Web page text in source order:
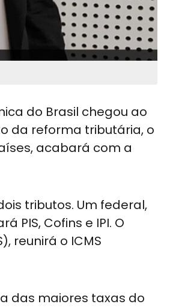
do Brasil chegou ao
da reforma tributária, o
acabará com a
tributos. Um federal,
PIS, Cofins e IPI. O
reunirá o ICMS
das maiores taxas do